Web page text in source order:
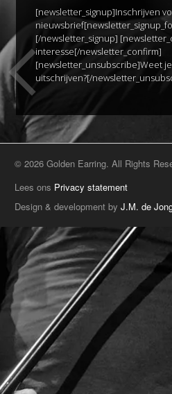
[newsletter_signup]Inschrijven
[/newsletter_signup]
interesse[/newsletter_confirm]
[newsletter_unsubscribe]Weet
uitschrijven?[/
© 2026 Golden Earring. All Rights
Lees ons Privacy statement
Design & development byJ.M. de